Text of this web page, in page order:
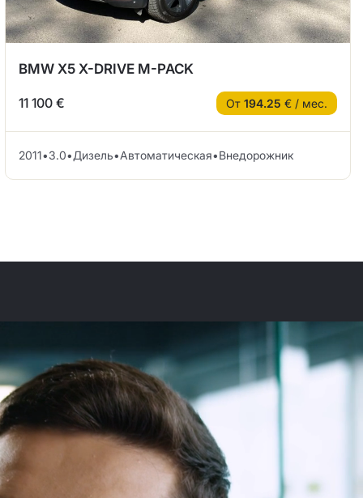
BMW X5 X-DRIVE M-PACK
11 100 € От 194.25 € / мес.
2011•3.0•Дизель•Автоматическая•Внедорожник